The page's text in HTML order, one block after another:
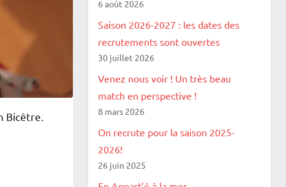
Bicêtre.
6 août 2026
Saison 2026-2027 : les dates des
recrutements sont ouvertes
30 juillet 2026
Venez nous voir ! Un très beau
match en perspective !
8 mars 2026
On recrute pour la saison 2025-
2026!
26 juin 2025